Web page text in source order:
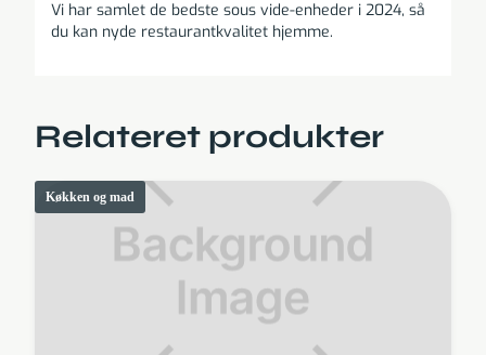
Vi har samlet de bedste sous vide-enheder i 2024, så
du kan nyde restaurantkvalitet hjemme.
Relateret produkter
Køkken og mad